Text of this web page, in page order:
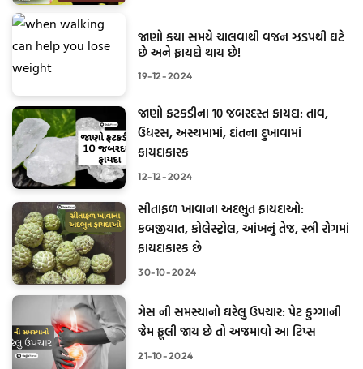
19-12-2024
જાણો કયા સમયે ચાલવાથી વજન ઝડપથી ઘટે
છે અને ફાયદો થાય છે!
12-12-2024
જાણો ફટકડીના 10 જબરદસ્ત ફાયદા: તાવ,
ઉધરસ, અસ્થમામાં, દાંતના દુખાવામાં
ફાયદાકારક
30-10-2024
સીતાફળ ખાવાના અદભુત ફાયદાઓ:
કબજીયાત, કોલેસ્ટ્રોલ, આંખનું તેજ, સ્ત્રી રોગમાં
ફાયદાકારક છે
21-10-2024
ગેસ ની સમસ્યાનો ઘરેલુ ઉપચાર: પેટ ફુગ્ગાની
જેમ ફૂલી જાય છે તો અજમાવો આ ટિપ્સ